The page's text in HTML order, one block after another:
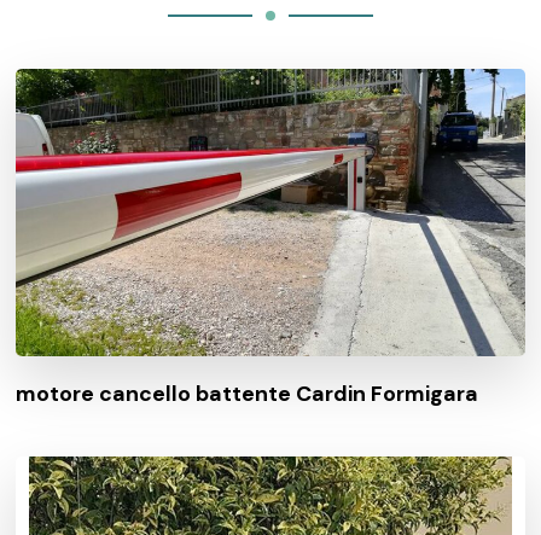
motore cancello battente Cardin Formigara